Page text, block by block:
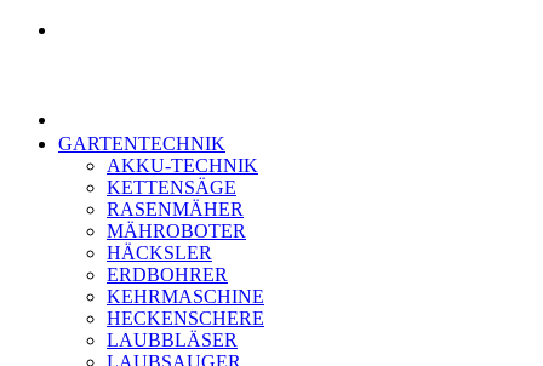
GARTENTECHNIK
AKKU-TECHNIK
KETTENSÄGE
RASENMÄHER
MÄHROBOTER
HÄCKSLER
ERDBOHRER
KEHRMASCHINE
HECKENSCHERE
LAUBBLÄSER
LAUBSAUGER